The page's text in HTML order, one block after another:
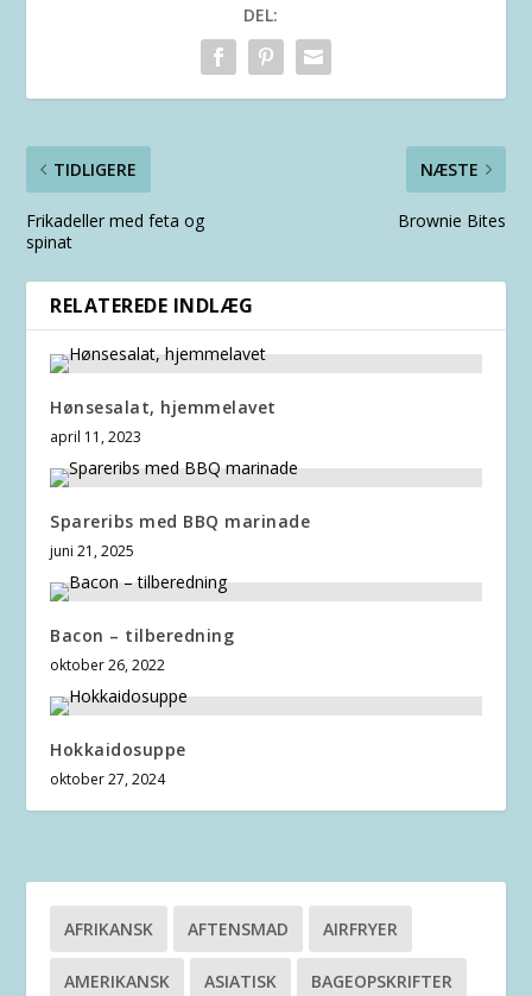
DEL:
TIDLIGERE
Frikadeller med feta og
spinat
NÆSTE
Brownie Bites
RELATEREDE INDLÆG
Hønsesalat, hjemmelavet
april 11, 2023
Spareribs med BBQ marinade
juni 21, 2025
Bacon – tilberedning
oktober 26, 2022
Hokkaidosuppe
oktober 27, 2024
AFRIKANSK AFTENSMAD AIRFRYER
AMERIKANSK ASIATISK BAGEOPSKRIFTER